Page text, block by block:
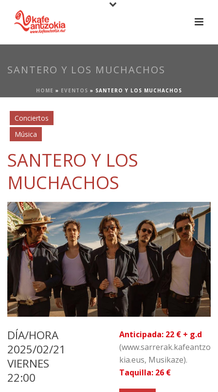
SANTERO Y LOS MUCHACHOS
HOME » EVENTOS » SANTERO Y LOS MUCHACHOS
Conciertos
Música
SANTERO Y LOS
MUCHACHOS
DÍA/HORA
2025/02/21
VIERNES
22:00
Anticipada: 22 € + g.d
(www.sarrerak.kafeantzo
kia.eus, Musikaze).
Taquilla: 26 €